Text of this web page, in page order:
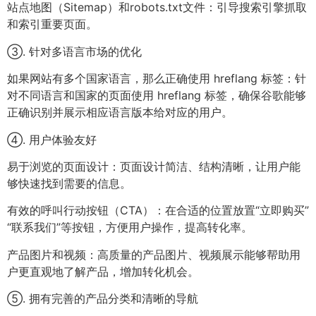
站点地图（Sitemap）和robots.txt文件：引导搜索引擎抓取
和索引重要页面。
③. 针对多语言市场的优化
如果网站有多个国家语言，那么正确使用 hreflang 标签：针
对不同语言和国家的页面使用 hreflang 标签，确保谷歌能够
正确识别并展示相应语言版本给对应的用户。
④. 用户体验友好
易于浏览的页面设计：页面设计简洁、结构清晰，让用户能
够快速找到需要的信息。
有效的呼叫行动按钮（CTA）：在合适的位置放置“立即购买”
“联系我们”等按钮，方便用户操作，提高转化率。
产品图片和视频：高质量的产品图片、视频展示能够帮助用
户更直观地了解产品，增加转化机会。
⑤. 拥有完善的产品分类和清晰的导航